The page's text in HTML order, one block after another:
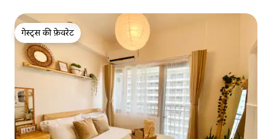
गेस्ट्स की फ़ेवरेट
गेस्ट्स की फ़ेवरेट